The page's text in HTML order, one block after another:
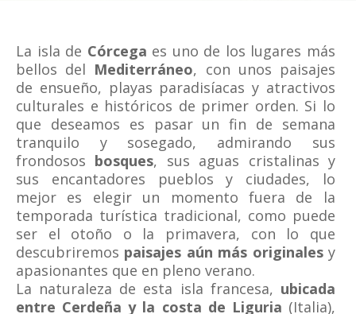
La isla de Córcega es uno de los lugares más
bellos del Mediterráneo, con unos paisajes
de ensueño, playas paradisíacas y atractivos
culturales e históricos de primer orden. Si lo
que deseamos es pasar un fin de semana
tranquilo y sosegado, admirando sus
frondosos bosques, sus aguas cristalinas y
sus encantadores pueblos y ciudades, lo
mejor es elegir un momento fuera de la
temporada turística tradicional, como puede
ser el otoño o la primavera, con lo que
descubriremos paisajes aún más originalesy
apasionantes que en pleno verano.
La naturaleza de esta isla francesa, ubicada
entre Cerdeña y la costa de Liguria (Italia),